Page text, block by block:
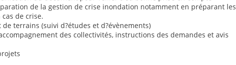
de la gestion de crise inondation notamment en préparant les
de crise.
terrains (suivi d?études et d?évènements)
des collectivités, instructions des demandes et avis